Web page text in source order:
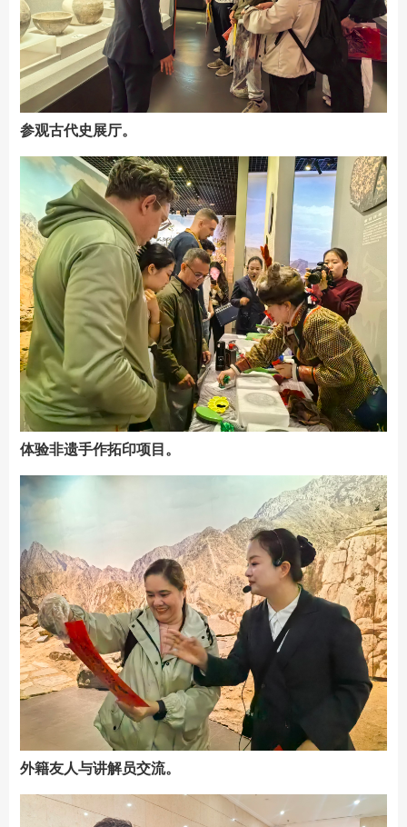
参观古代史展厅。
体验非遗手作拓印项目。
外籍友人与讲解员交流。